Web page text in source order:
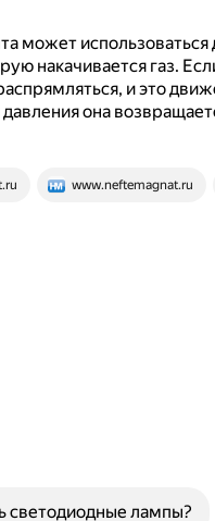
может использоваться
накачивается газ.
и это
она
www.neftemagnat.ru
светодиодные лампы?